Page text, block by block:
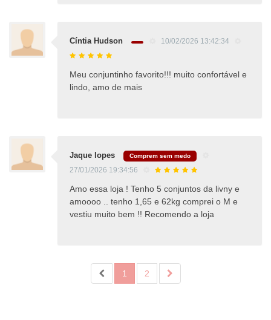
Cíntia Hudson 10/02/2026 13:42:34
Meu conjuntinho favorito!!! muito confortável e
lindo, amo de mais
Jaque lopes Comprem sem medo
27/01/2026 19:34:56
Amo essa loja ! Tenho 5 conjuntos da livny e
amoooo .. tenho 1,65 e 62kg comprei o M e
vestiu muito bem !! Recomendo a loja
1 2